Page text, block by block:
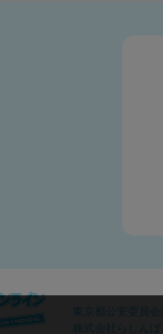
東京都公安委員
株式会社らしんば